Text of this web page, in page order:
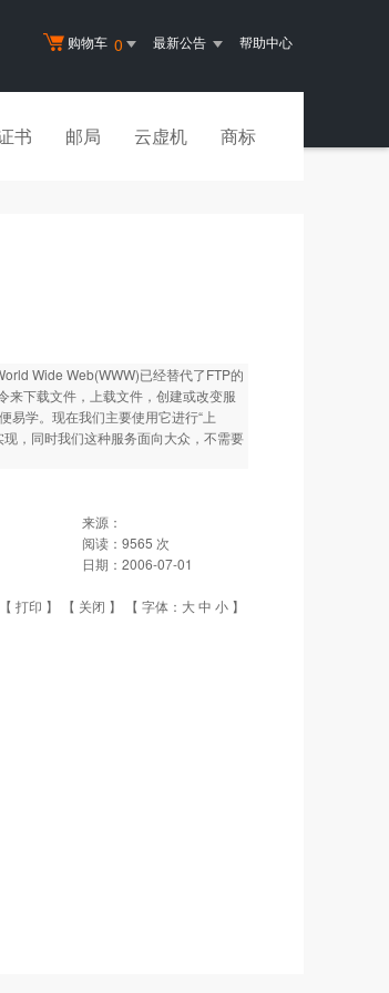
购物车 0 最新公告 帮助中心
书 邮局 云虚机 商标
Wide Web(WWW)已经替代了FTP的
来下载文件，上载文件，创建或改变服
易学。现在我们主要使用它进行“上
，同时我们这种服务面向大众，不需要
来源：
阅读： 9565 次
日期： 2006-07-01
打印 】 【 关闭 】 【 字体： 大中 小 】